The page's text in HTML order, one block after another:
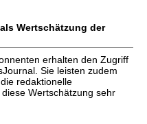
Wertschätzung der
erhalten den Zugriff
Sie leisten zudem
redaktionelle
Wertschätzung sehr